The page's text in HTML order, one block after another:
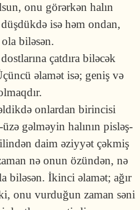
onu görərkən halın
isə həm ondan,
biləsən.
çatdıra biləcək
əlamət isə; geniş və
onlar­dan birincisi
gəlməyin halı­nın pisləş­
daim əziyyət çəkmiş
nə onun özündən, nə
biləsən. İkinci əlamət; ağır
onu vurdu­ğun zaman səni